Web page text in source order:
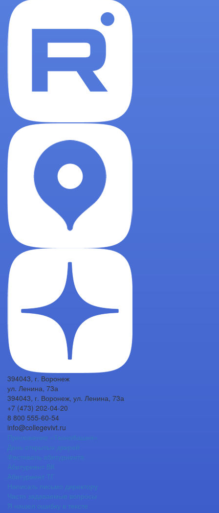
394043, г. Воронеж
ул. Ленина, 73а
394043, г. Воронеж, ул. Ленина, 73а
+7 (473) 202-04-20
8 800 555-60-54
info@collegevivt.ru
Приложение «Технобашня»
День открытых дверей
Фестиваль абитуриента
Абитуриент ВК
Абитуриент ТГ
Написать письмо директору
Часто задаваемые вопросы
Я нашел ошибку в тексте